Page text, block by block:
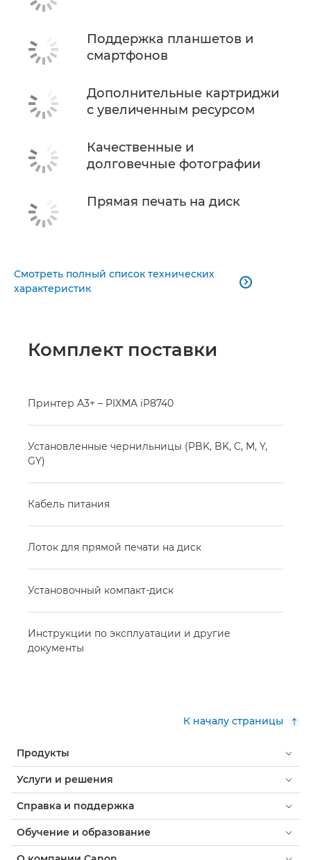
Поддержка планшетов и
смартфонов
Дополнительные картриджи
с увеличенным ресурсом
Качественные и
долговечные фотографии
Прямая печать на диск
Смотреть полный список технических
характеристик

Комплект поставки
Принтер A3+ – PIXMA iP8740
Установленные чернильницы (PBK, BK, C, M, Y,
GY)
Кабель питания
Лоток для прямой печати на диск
Установочный компакт-диск
Инструкции по эксплуатации и другие
документы
К началу страницы
Продукты
Услуги и решения
Справка и поддержка
Обучение и образование